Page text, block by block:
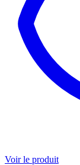
Voir le produit